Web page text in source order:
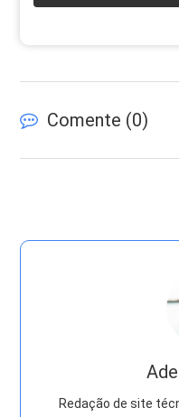
Comente (0)
Redação de site